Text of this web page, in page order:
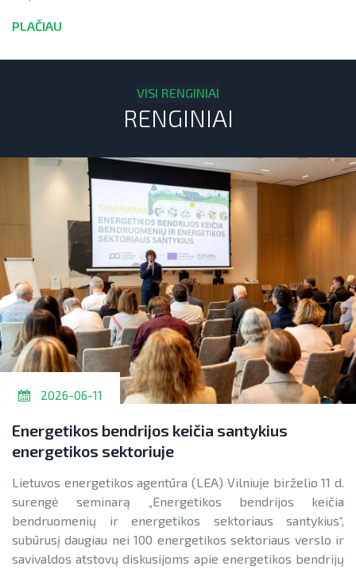
PLAČIAU
RENGINIAI
VISI RENGINIAI
2026-06-11
Energetikos bendrijos keičia santykius
energetikos sektoriuje
Lietuvos energetikos agentūra (LEA) Vilniuje birželio 11 d.
surengė seminarą „Energetikos bendrijos keičia
bendruomenių ir energetikos sektoriaus santykius“,
subūrusį daugiau nei 100 energetikos sektoriaus verslo ir
savivaldos atstovų diskusijoms apie energetikos bendrijų